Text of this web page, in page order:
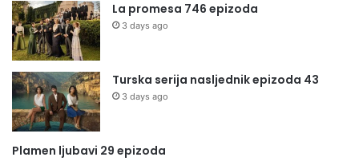
La promesa 746 epizoda
3 days ago
Turska serija nasljednik epizoda 43
3 days ago
Plamen ljubavi 29 epizoda